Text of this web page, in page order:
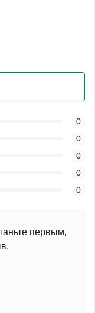
0
0
0
0
0
первым,